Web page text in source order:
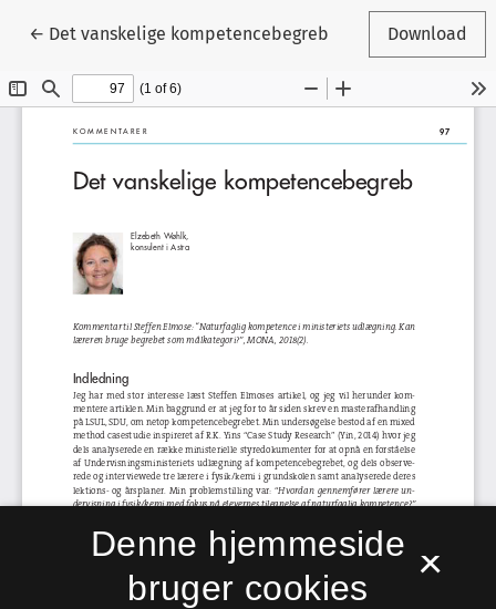
← Tilbage til artikeldetaljer
Det vanskelige kompetencebegreb Download
×
Denne hjemmeside
bruger cookies